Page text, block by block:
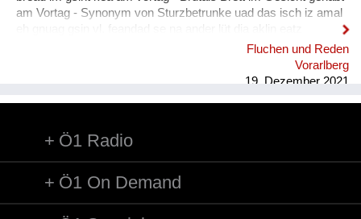
am Vortag - Synonym von Sturzbetrunke uad das isch iz amal
intreigad. - Gut das war jetzt vorerst genug vielleicht finden
Fluchen und Reden
Vorarlberg
19. Dezember 2021
Ö1 Radio
Ö1 On Demand